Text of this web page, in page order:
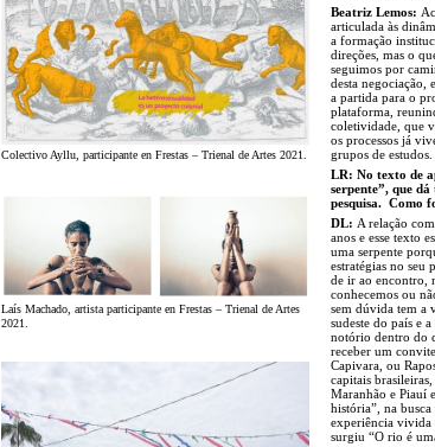
Colectivo Ayllu, participante en Frestas – Trienal de Artes 2021.
Laís Machado, artista participante en Frestas – Trienal de Artes
2021.
Beatriz Lemos:
articulada às
a formação
direções, mas o
seguimos por
desta negociação,
a partida para o
plataforma,
coletividade, que
os processos já
grupos de estudos.
LR: No texto de
serpente”, que
pesquisa. Como
DL: A relação
anos e esse texto
uma serpente
estratégias no seu
de ir ao encontro,
conhecemos ou
sem dúvida tem a
sudeste do país e
notório dentro do
receber um
Capivara, ou
capitais
Maranhão e Piauí
história”, na
experiência vivida
surgiu “O rio é